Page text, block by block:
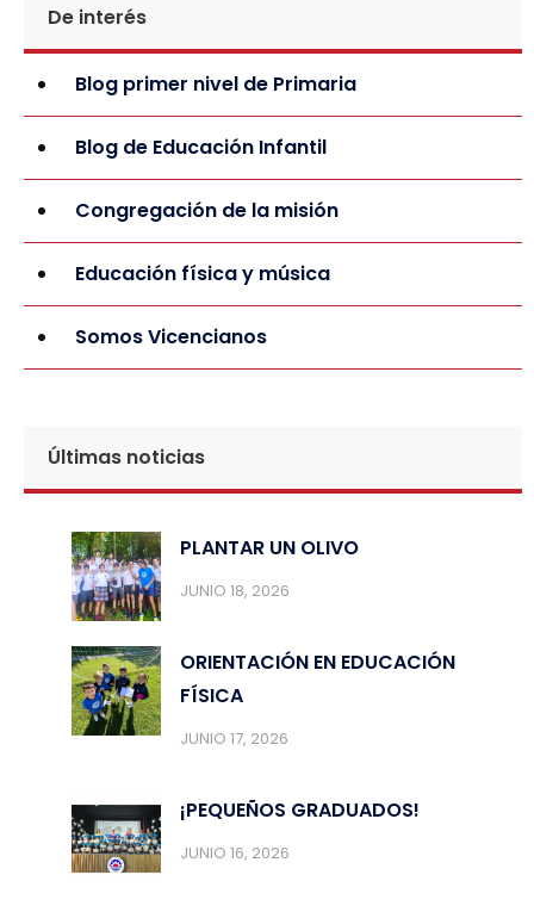
De interés
Blog primer nivel de Primaria
Blog de Educación Infantil
Congregación de la misión
Educación física y música
Somos Vicencianos
Últimas noticias
PLANTAR UN OLIVO
JUNIO 18, 2026
ORIENTACIÓN EN EDUCACIÓN
FÍSICA
JUNIO 17, 2026
¡PEQUEÑOS GRADUADOS!
JUNIO 16, 2026